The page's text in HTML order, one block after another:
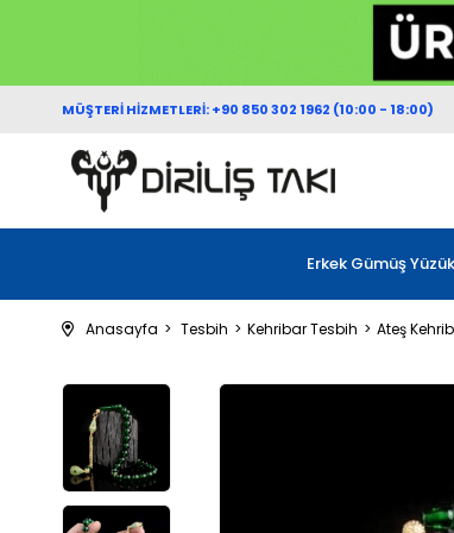
MÜŞTERİ HİZMETLERİ: +90 850 302 1962 (10:00 - 18:00)
Erkek Gümüş Yüzük
Anasayfa Tesbih Kehribar Tesbih Ateş